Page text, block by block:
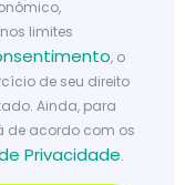
limites
, o
de seu direito
Ainda, para
de acordo com os
Privacidade.